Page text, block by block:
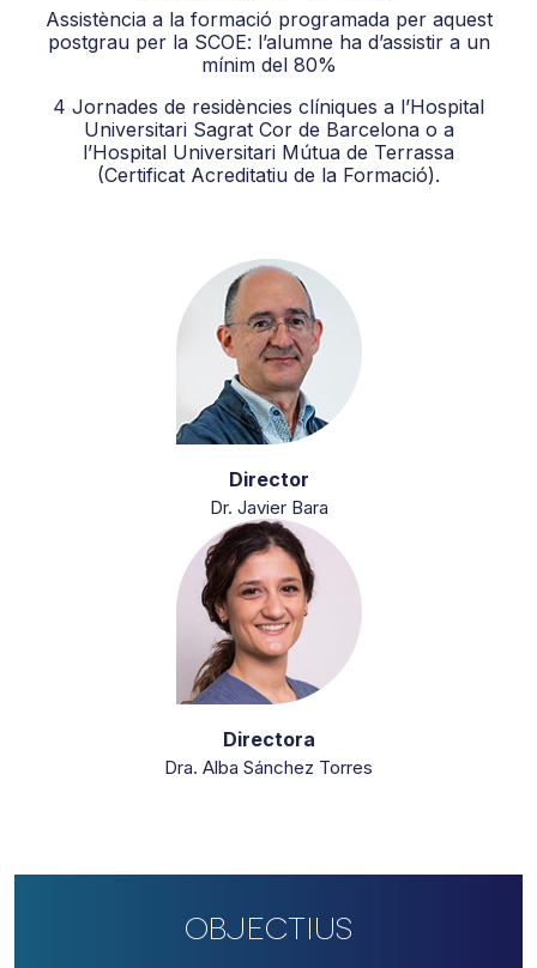
Assistència a la formació programada per aquest
postgrau per la SCOE: l’alumne ha d’assistir a un
mínim del 80%
4 Jornades de residències clíniques a l’Hospital
Universitari Sagrat Cor de Barcelona o a
l’Hospital Universitari Mútua de Terrassa
(Certificat Acreditatiu de la Formació).
Director
Dr. Javier Bara
Directora
Dra. Alba Sánchez Torres
Objectius